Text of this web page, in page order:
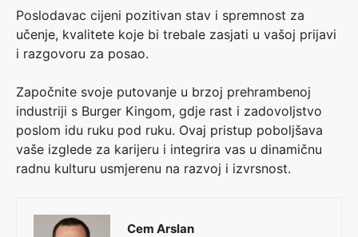
Poslodavac cijeni pozitivan stav i spremnost za
učenje, kvalitete koje bi trebale zasjati u vašoj prijavi
i razgovoru za posao.
Započnite svoje putovanje u brzoj prehrambenoj
industriji s Burger Kingom, gdje rast i zadovoljstvo
poslom idu ruku pod ruku. Ovaj pristup poboljšava
vaše izglede za karijeru i integrira vas u dinamičnu
radnu kulturu usmjerenu na razvoj i izvrsnost.
Cem Arslan